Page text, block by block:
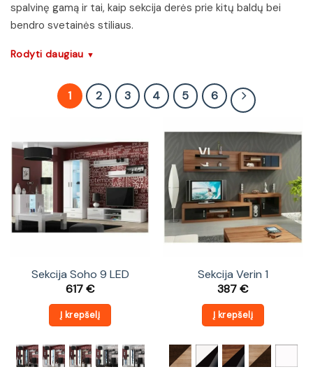
spalvinę gamą ir tai, kaip sekcija derės prie kitų baldų bei
bendro svetainės stiliaus.
Rodyti daugiau ▼
1 2 3 4 5 6
Sekcija Soho 9 LED
617€
Į krepšelį
Sekcija Verin 1
387€
Į krepšelį